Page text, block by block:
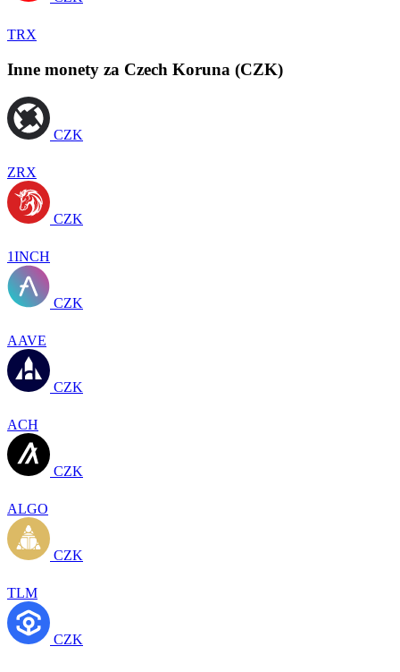
TRX
Inne monety za Czech Koruna (CZK)
CZK
ZRX
CZK
1INCH
CZK
AAVE
CZK
ACH
CZK
ALGO
CZK
TLM
CZK